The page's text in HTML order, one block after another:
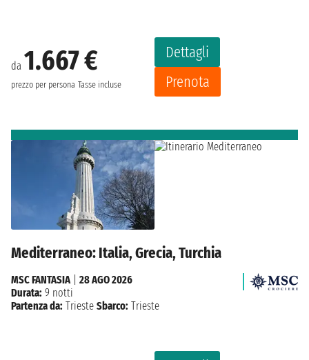
da 1.667 €
prezzo per persona Tasse incluse
Dettagli
Prenota
Mediterraneo: Italia, Grecia, Turchia
MSC FANTASIA
28 AGO 2026
Durata: 9 notti
Partenza da: Trieste Sbarco: Trieste